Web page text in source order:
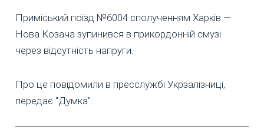
Приміський поїзд №6004 сполученням Харків —
Нова Козача зупинився в прикордонній смузі
через відсутність напруги.
Про це повідомили в пресслужбі Укрзалізниці,
передає "Думка".